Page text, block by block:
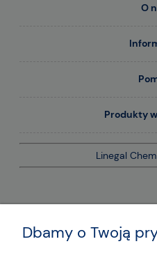
O
Produkty
Linegal
Dbamy o Twoją